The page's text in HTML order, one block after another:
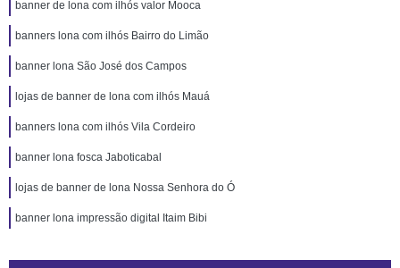
banner de lona com ilhós valor Mooca
banners lona com ilhós Bairro do Limão
banner lona São José dos Campos
lojas de banner de lona com ilhós Mauá
banners lona com ilhós Vila Cordeiro
banner lona fosca Jaboticabal
lojas de banner de lona Nossa Senhora do Ó
banner lona impressão digital Itaim Bibi